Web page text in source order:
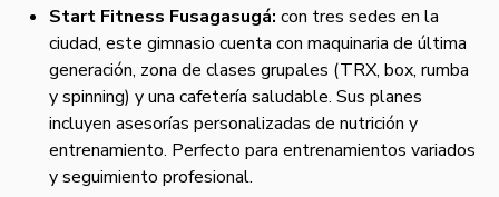
Start Fitness Fusagasugá: con tres sedes en la
ciudad, este gimnasio cuenta con maquinaria de última
generación, zona de clases grupales (TRX, box, rumba
y spinning) y una cafetería saludable. Sus planes
incluyen asesorías personalizadas de nutrición y
entrenamiento. Perfecto para entrenamientos variados
y seguimiento profesional.